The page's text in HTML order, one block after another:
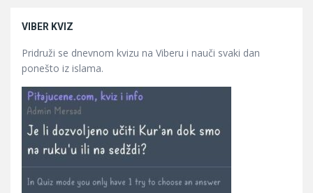
VIBER KVIZ
Pridruži se dnevnom kvizu na Viberu i nauči svaki dan
ponešto iz islama.